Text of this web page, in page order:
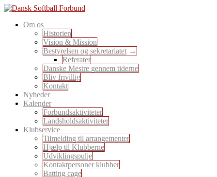
Skip
content
Dansk Softball Forbund
En sport for alle
Om os
Historien
Vision & Mission
Bestyrelsen og sekretariatet
Referater
Danske Mestre gennem tiderne
Bliv frivillig
Kontakt
Nyheder
Kalender
Forbundsaktiviteter
Landsholdsaktiviteter
Klubservice
Tilmelding til arrangementer
Hjælp til Klubberne
Udviklingspulje
Kontaktpersoner klubber
Batting cage